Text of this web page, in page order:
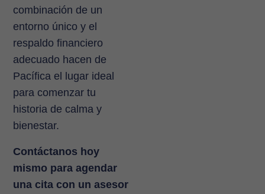
combinación de un
entorno único y el
respaldo financiero
adecuado hacen de
Pacífica el lugar ideal
para comenzar tu
historia de calma y
bienestar.
Contáctanos hoy
mismo para agendar
una cita con un asesor